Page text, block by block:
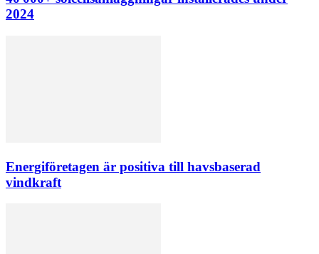
2024
Energiföretagen är positiva till havsbaserad
vindkraft